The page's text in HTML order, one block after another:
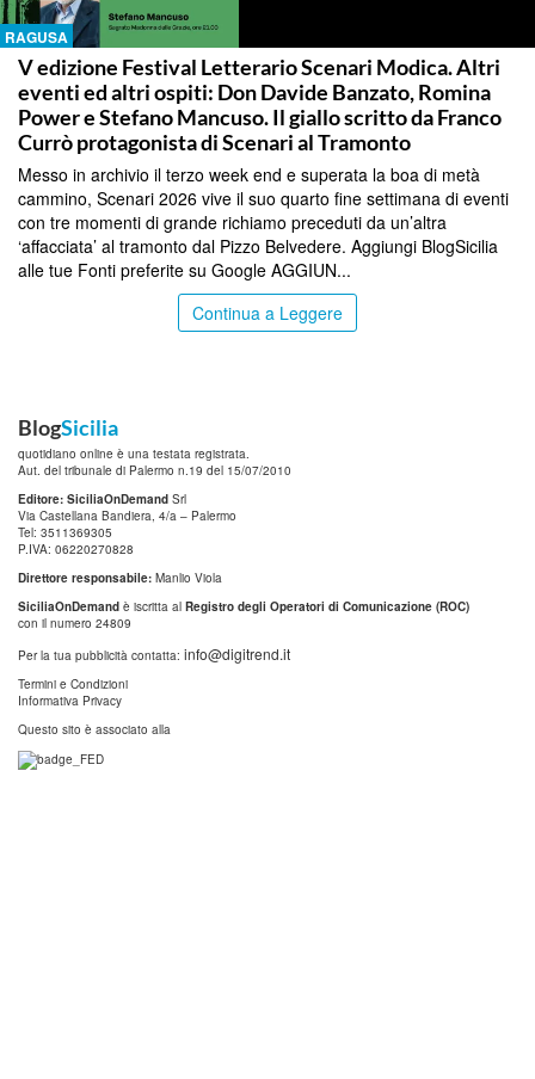
RAGUSA
V edizione Festival Letterario Scenari Modica. Altri
eventi ed altri ospiti: Don Davide Banzato, Romina
Power e Stefano Mancuso. Il giallo scritto da Franco
Currò protagonista di Scenari al Tramonto
Messo in archivio il terzo week end e superata la boa di metà
cammino, Scenari 2026 vive il suo quarto fine settimana di eventi
con tre momenti di grande richiamo preceduti da un’altra
‘affacciata’ al tramonto dal Pizzo Belvedere. Aggiungi BlogSicilia
alle tue Fonti preferite su Google AGGIUN...
Continua a Leggere
BlogSicilia
quotidiano online è una testata registrata.
Aut. del tribunale di Palermo n.19 del 15/07/2010
Editore: SiciliaOnDemand Srl
Via Castellana Bandiera, 4/a – Palermo
Tel: 3511369305
P.IVA: 06220270828
Direttore responsabile: Manlio Viola
SiciliaOnDemand è iscritta al Registro degli Operatori di Comunicazione (ROC)
con il numero 24809
Per la tua pubblicità contatta: info@digitrend.it
Termini e Condizioni
Informativa Privacy
Questo sito è associato alla